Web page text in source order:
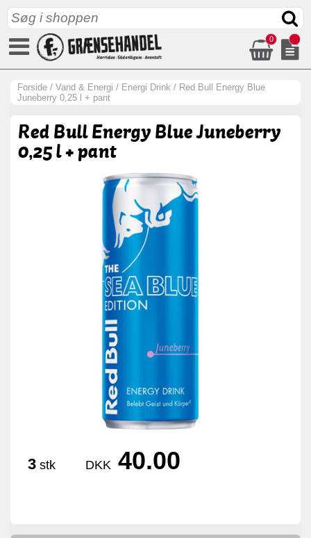
0
Forside / Vand & Energi / Energi Drink / Red Bull Energy Blue
Juneberry 0,25 l + pant
Red Bull Energy Blue Juneberry
0,25 l + pant
3 stk DKK 40.00